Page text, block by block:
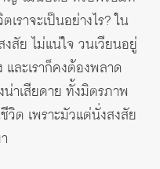
ราจะเป็นอย่างไร? ใน
สัย ไม่แน่ใจ วนเวียนอยู่
ละเราก็คงต้องพลาด
าเสียดาย ทั้งมิตรภาพ
ต เพราะมัวแต่นั่งสงสัย